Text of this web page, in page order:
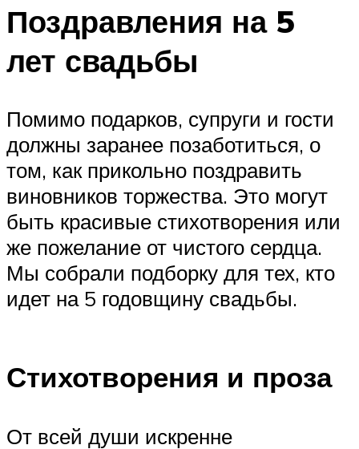
Поздравления на 5
лет свадьбы
Помимо подарков, супруги и гости
должны заранее позаботиться, о
том, как прикольно поздравить
виновников торжества. Это могут
быть красивые стихотворения или
же пожелание от чистого сердца.
Мы собрали подборку для тех, кто
идет на 5 годовщину свадьбы.
Стихотворения и проза
От всей души искренне